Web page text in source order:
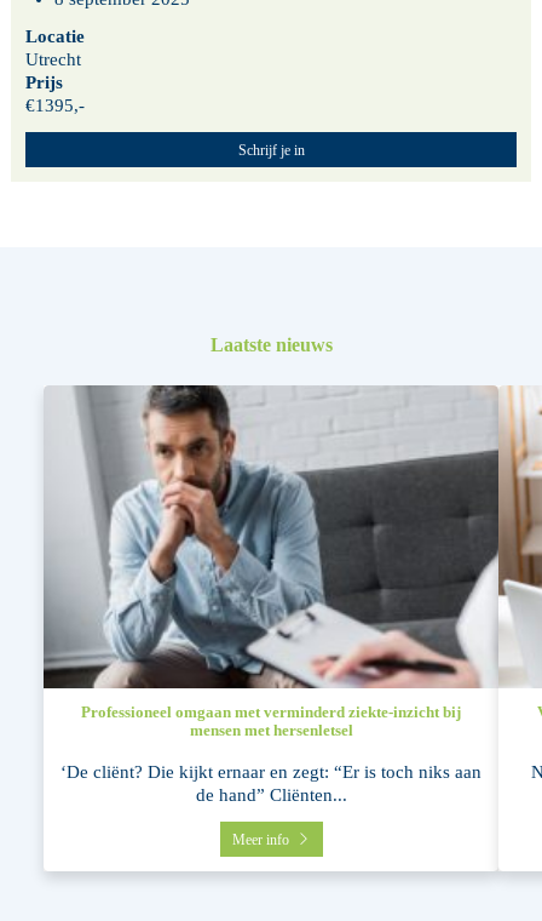
Locatie
Utrecht
Prijs
€1395,-
Schrijf je in
Laatste nieuws
Professioneel omgaan met verminderd ziekte-inzicht bij
mensen met hersenletsel
‘De cliënt? Die kijkt ernaar en zegt: “Er is toch niks aan
de hand” Cliënten...
Meer info